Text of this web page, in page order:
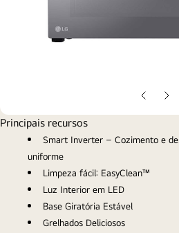
Slide
Principais recursos
Smart Inverter – Cozimento e
uniforme
Limpeza fácil: EasyClean™
Luz Interior em LED
Base Giratória Estável
Grelhados Deliciosos